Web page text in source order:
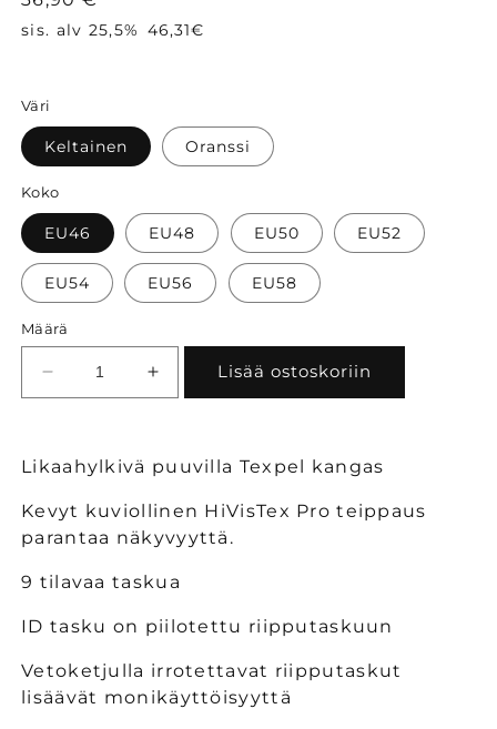
sis. alv 25,5% 46,31€
Väri
Keltainen Oranssi
Koko
EU46 EU48 EU50 EU52
EU54 EU56 EU58
Määrä
Vähennä
tuotteen
Hi-
riipputaskushortsit
määrää
Lisää
tuotteen
Hi-
riipputaskushortsit
määrää
Lisää ostoskoriin
Likaahylkivä puuvilla Texpel kangas
Kevyt kuviollinen HiVisTex Pro teippaus
parantaa näkyvyyttä.
9 tilavaa taskua
ID tasku on piilotettu riipputaskuun
Vetoketjulla irrotettavat riipputaskut
lisäävät monikäyttöisyyttä